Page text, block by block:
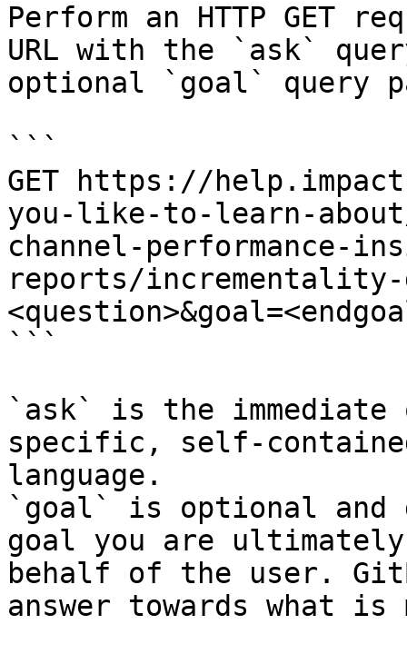
Perform an HTTP GET
URL with the `ask`
optional `goal` query
```
GET https://
you-like-to-learn-
channel-performance-
reports/incrementality-
```
`ask` is the
specific, self-
language.
`goal` is optional and
goal you are
behalf of the user.
answer towards what